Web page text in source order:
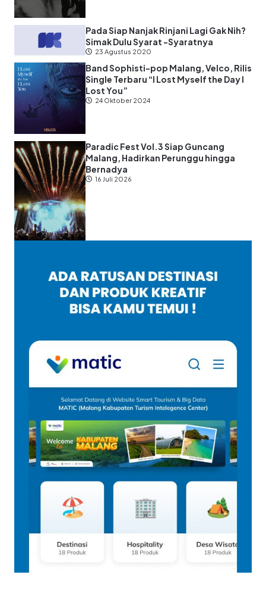
Pada Siap Nanjak Rinjani Lagi Gak Nih?
Simak Dulu Syarat -Syaratnya
23 Agustus 2020
Band Sophisti-pop Malang, Velco, Rilis
Single Terbaru “I Lost Myself the Day I
Lost You”
24 Oktober 2024
Paradic Fest Vol.3 Siap Guncang
Malang, Hadirkan Perunggu hingga
Bernadya
16 Juli 2026